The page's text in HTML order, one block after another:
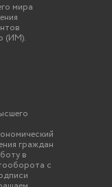
мира
(ИМ).
граждан
в
с